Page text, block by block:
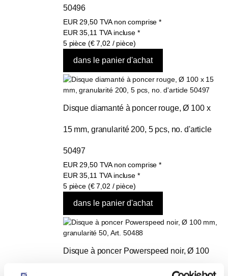
50496
EUR 29,50 TVA non comprise *
EUR35,11 TVA incluse *
5 pièce (€ 7,02 / pièce)
Disque diamanté à poncer rouge, Ø 100 x
15 mm, granularité 200, 5 pcs, no. d'article
50497
EUR 29,50 TVA non comprise *
EUR35,11 TVA incluse *
5 pièce (€ 7,02 / pièce)
Disque à poncer Powerspeed noir, Ø 100